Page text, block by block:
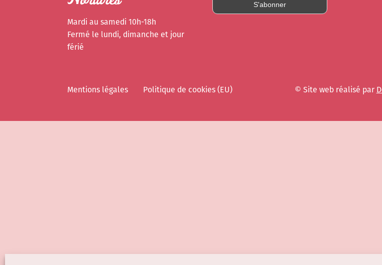
Mardi au samedi 10h-18h
Fermé le lundi, dimanche et jour
férié
Mentions légales Politique de cookies (EU) © Site web réalisé par